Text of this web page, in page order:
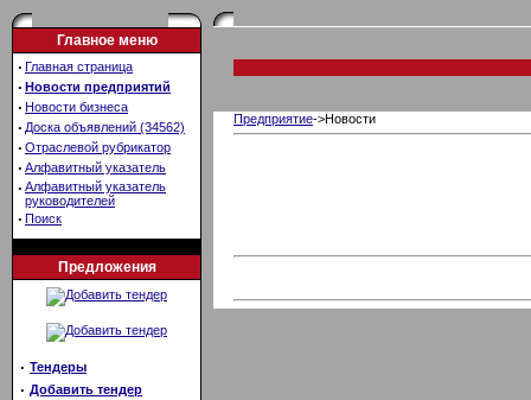
Главное меню
· Главная страница
· Новости предприятий
· Новости бизнеса
· Доска объявлений (34562)
· Отраслевой рубрикатор
· Алфавитный указатель
· Алфавитный указатель
руководителей
· Поиск
Предложения
· Тендеры
· Добавить тендер
Предприятие->Новости